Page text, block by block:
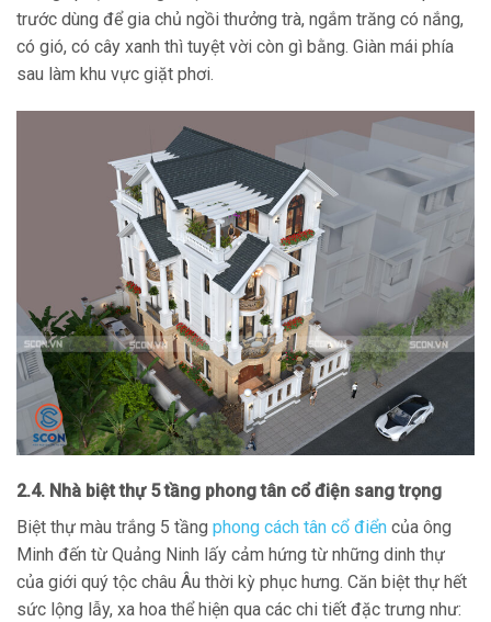
trước dùng để gia chủ ngồi thưởng trà, ngắm trăng có nắng,
có gió, có cây xanh thì tuyệt vời còn gì bằng. Giàn mái phía
sau làm khu vực giặt phơi.
2.4. Nhà biệt thự 5 tầng phong tân cổ điện sang trọng
Biệt thự màu trắng 5 tầng phong cách tân cổ điển của ông
Minh đến từ Quảng Ninh lấy cảm hứng từ những dinh thự
của giới quý tộc châu Âu thời kỳ phục hưng. Căn biệt thự hết
sức lộng lẫy, xa hoa thể hiện qua các chi tiết đặc trưng như: